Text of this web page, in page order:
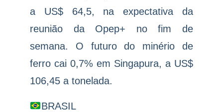
a US$ 64,5, na expectativa da
reunião da Opep+ no fim de
semana. O futuro do minério de
ferro cai 0,7% em Singapura, a US$
106,45 a tonelada.
BRASIL